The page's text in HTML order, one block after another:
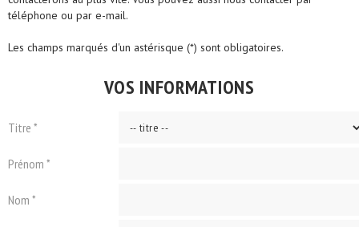
téléphone ou par e-mail.
Les champs marqués d'un astérisque (*) sont obligatoires.
VOS INFORMATIONS
Titre *
Prénom *
Nom *